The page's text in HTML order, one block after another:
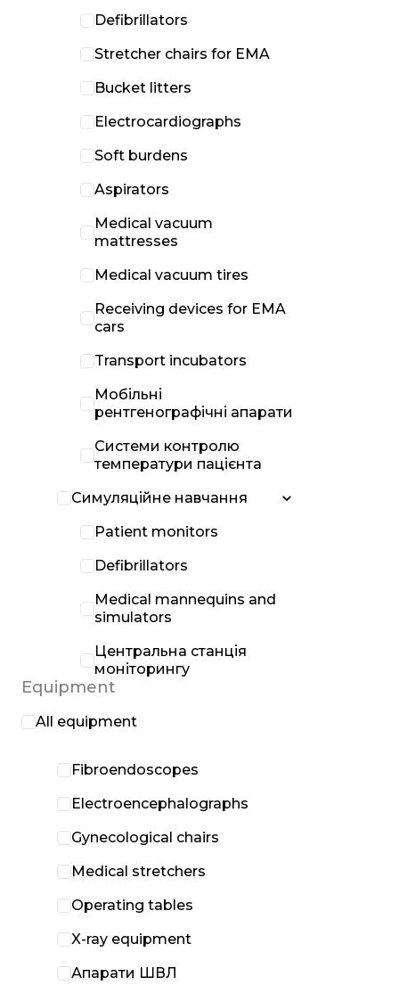
Defibrillators
Stretcher chairs for EMA
Bucket litters
Electrocardiographs
Soft burdens
Aspirators
Medical vacuum
mattresses
Medical vacuum tires
Receiving devices for EMA
cars
Transport incubators
Мобільні
рентгенографічні апарати
Системи контролю
температури пацієнта
Симуляційне навчання
Patient monitors
Defibrillators
Medical mannequins and
simulators
Центральна станція
моніторингу
Equipment
All equipment
Fibroendoscopes
Electroencephalographs
Gynecological chairs
Medical stretchers
Operating tables
X-ray equipment
Апарати ШВЛ